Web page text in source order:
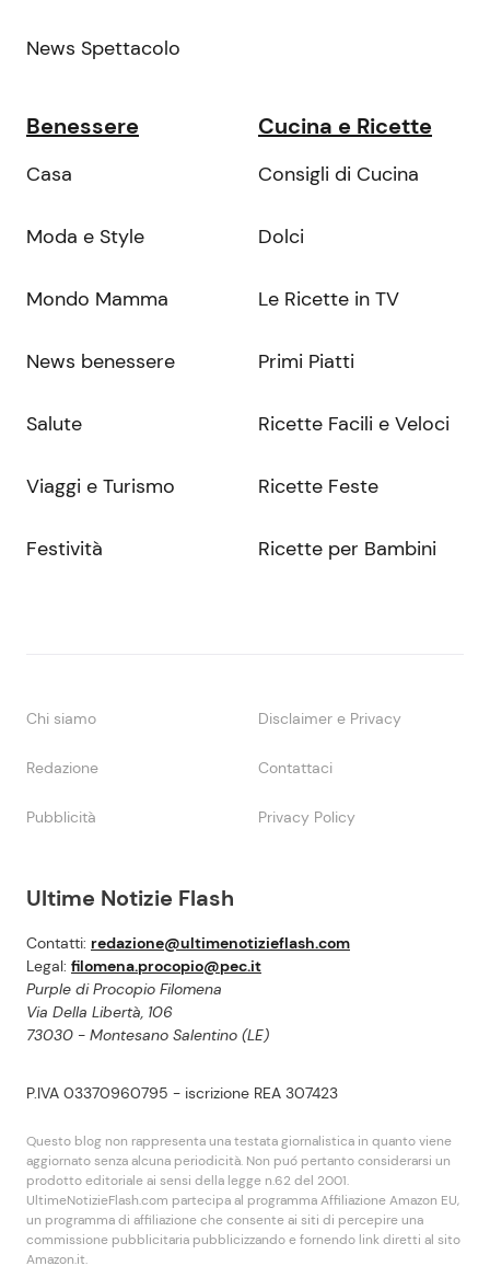
Ultime Notizie Flash
Contatti: redazione@ultimenotizieflash.com
Legal: filomena.procopio@pec.it
Purple di Procopio Filomena
Via Della Libertà, 106
73030 - Montesano Salentino (LE)
P.IVA 03370960795 - iscrizione REA 307423
Questo blog non rappresenta una testata giornalistica in quanto viene
aggiornato senza alcuna periodicità. Non puó pertanto considerarsi un
prodotto editoriale ai sensi della legge n.62 del 2001.
UltimeNotizieFlash.com partecipa al programma Affiliazione Amazon EU,
un programma di affiliazione che consente ai siti di percepire una
commissione pubblicitaria pubblicizzando e fornendo link diretti al sito
Amazon.it.
News Spettacolo
Benessere
Casa
Moda e Style
Mondo Mamma
News benessere
Salute
Viaggi e Turismo
Festività
Cucina e Ricette
Consigli di Cucina
Dolci
Le Ricette in TV
Primi Piatti
Ricette Facili e Veloci
Ricette Feste
Ricette per Bambini
Chi siamo Disclaimer e Privacy
Redazione Contattaci
Pubblicità Privacy Policy